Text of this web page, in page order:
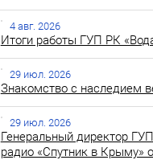
4 авг. 2026
Итоги работы ГУП РК
29 июл. 2026
Знакомство с наследием
29 июл. 2026
Генеральный директор
радио «Спутник в Крыму»